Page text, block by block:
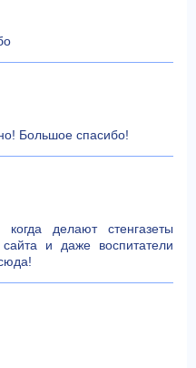
Большое спасибо!
делают стенгазеты
и даже воспитатели